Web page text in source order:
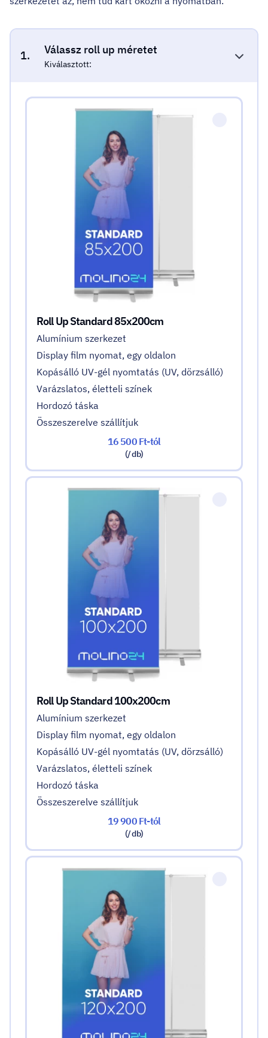
1. Válassz roll up méretet
Kiválasztott:
Válassz roll up méretet
Roll Up Standard 85x200cm
Alumínium szerkezet
Display film nyomat, egy oldalon
Kopásálló UV-gél nyomtatás (UV, dörzsálló)
Varázslatos, életteli színek
Hordozó táska
Összeszerelve szállítjuk
16 500 Ft-tól
(/ db)
Roll Up Standard 100x200cm
Alumínium szerkezet
Display film nyomat, egy oldalon
Kopásálló UV-gél nyomtatás (UV, dörzsálló)
Varázslatos, életteli színek
Hordozó táska
Összeszerelve szállítjuk
19 900 Ft-tól
(/ db)